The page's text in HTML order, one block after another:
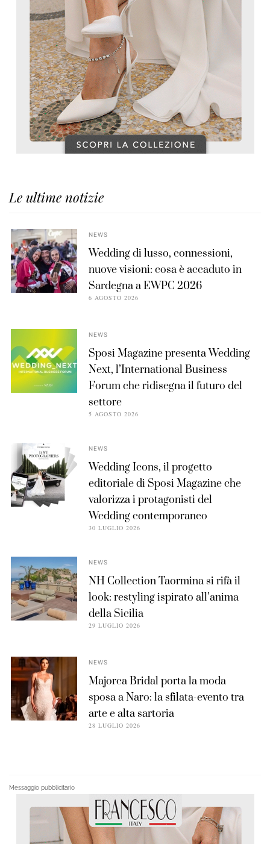
Le ultime notizie
NEWS
Wedding di lusso, connessioni,
nuove visioni: cosa è accaduto in
Sardegna a EWPC 2026
6 AGOSTO 2026
NEWS
Sposi Magazine presenta Wedding
Next, l’International Business
Forum che ridisegna il futuro del
settore
5 AGOSTO 2026
NEWS
Wedding Icons, il progetto
editoriale di Sposi Magazine che
valorizza i protagonisti del
Wedding contemporaneo
30 LUGLIO 2026
NEWS
NH Collection Taormina si rifà il
look: restyling ispirato all’anima
della Sicilia
29 LUGLIO 2026
NEWS
Majorca Bridal porta la moda
sposa a Naro: la sfilata-evento tra
arte e alta sartoria
28 LUGLIO 2026
Messaggio pubblicitario